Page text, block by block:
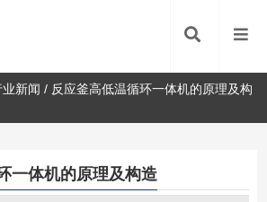
业新闻 / 反应釜高低温循环一体机的原理及构
一体机的原理及构造